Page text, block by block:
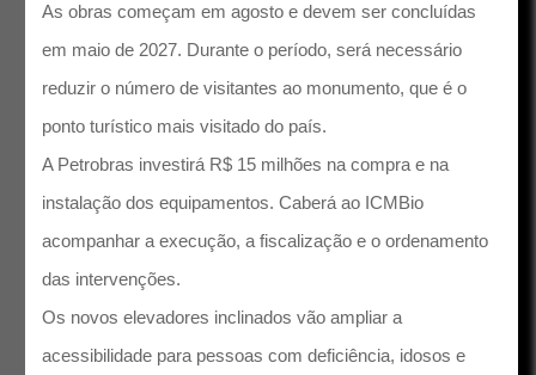
As obras começam em agosto e devem ser concluídas
em maio de 2027. Durante o período, será necessário
reduzir o número de visitantes ao monumento, que é o
ponto turístico mais visitado do país.
A Petrobras investirá R$ 15 milhões na compra e na
instalação dos equipamentos. Caberá ao ICMBio
acompanhar a execução, a fiscalização e o ordenamento
das intervenções.
Os novos elevadores inclinados vão ampliar a
acessibilidade para pessoas com deficiência, idosos e